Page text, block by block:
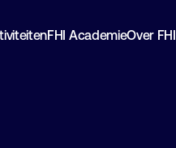
FHI AcademieOver FHI